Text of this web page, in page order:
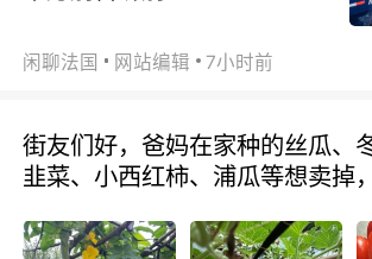
闲聊法国 网站编辑 7小时前
街友们好，爸妈在家种的丝瓜、
韭菜、小西红柿、浦瓜等想卖掉